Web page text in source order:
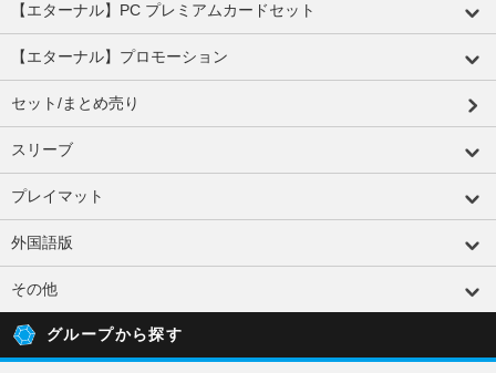
【エターナル】PC プレミアムカードセット
【エターナル】プロモーション
セット/まとめ売り
スリーブ
プレイマット
外国語版
その他
グループから探す